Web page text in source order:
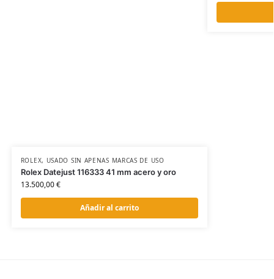
ROLEX, USADO SIN APENAS MARCAS DE USO
Rolex Datejust 116333 41 mm acero y oro
13.500,00€
Añadir al carrito